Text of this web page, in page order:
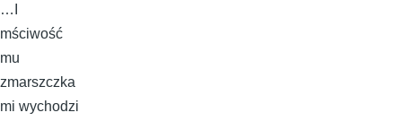
…I
mściwość
mu
zmarszczka
mi wychodzi